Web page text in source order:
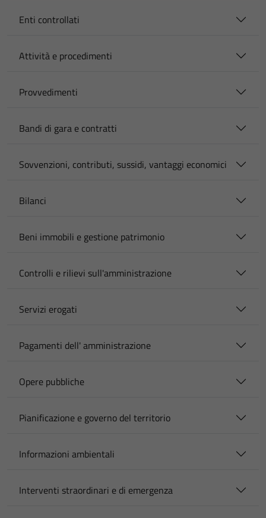
Enti controllati
Attività e procedimenti
Provvedimenti
Bandi di gara e contratti
Sovvenzioni, contributi, sussidi, vantaggi economici
Bilanci
Beni immobili e gestione patrimonio
Controlli e rilievi sull'amministrazione
Servizi erogati
Pagamenti dell' amministrazione
Opere pubbliche
Pianificazione e governo del territorio
Informazioni ambientali
Interventi straordinari e di emergenza